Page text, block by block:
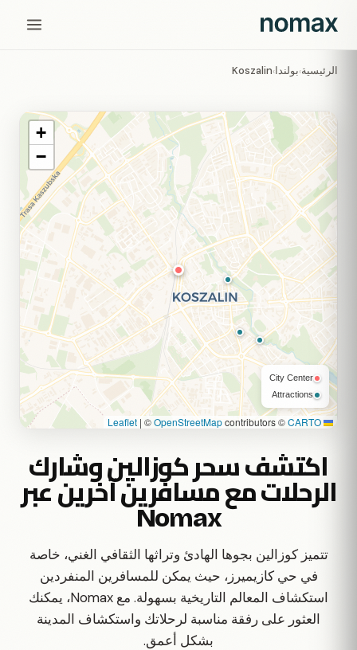
الرئيسية›بولندا›
Koszalin
اكتشف سحر كوزالين وشارك
الرحلات مع مسافرين آخرين عبر
Nomax
تتميز كوزالين بجوها الهادئ وتراثها الثقافي الغني، خاصة
في حي كازيميرز، حيث يمكن للمسافرين المنفردين
استكشاف المعالم التاريخية بسهولة. مع Nomax، يمكنك
العثور على رفقة مناسبة لرحلاتك واستكشاف المدينة
بشكل أعمق.
+
−
City Center
Attractions
| ©OpenStreetMapcontributors ©CARTO